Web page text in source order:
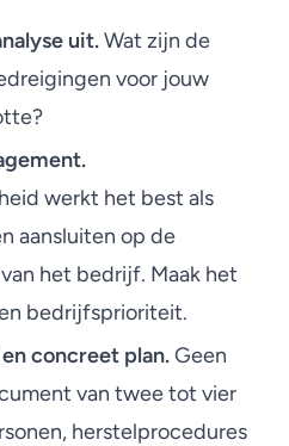
uit.Wat zijn de
voor jouw
werkt het best als
aansluiten op de
het bedrijf. Maak het
bedrijfsprioriteit.
concreet plan.Geen
van twee tot vier
herstelprocedures